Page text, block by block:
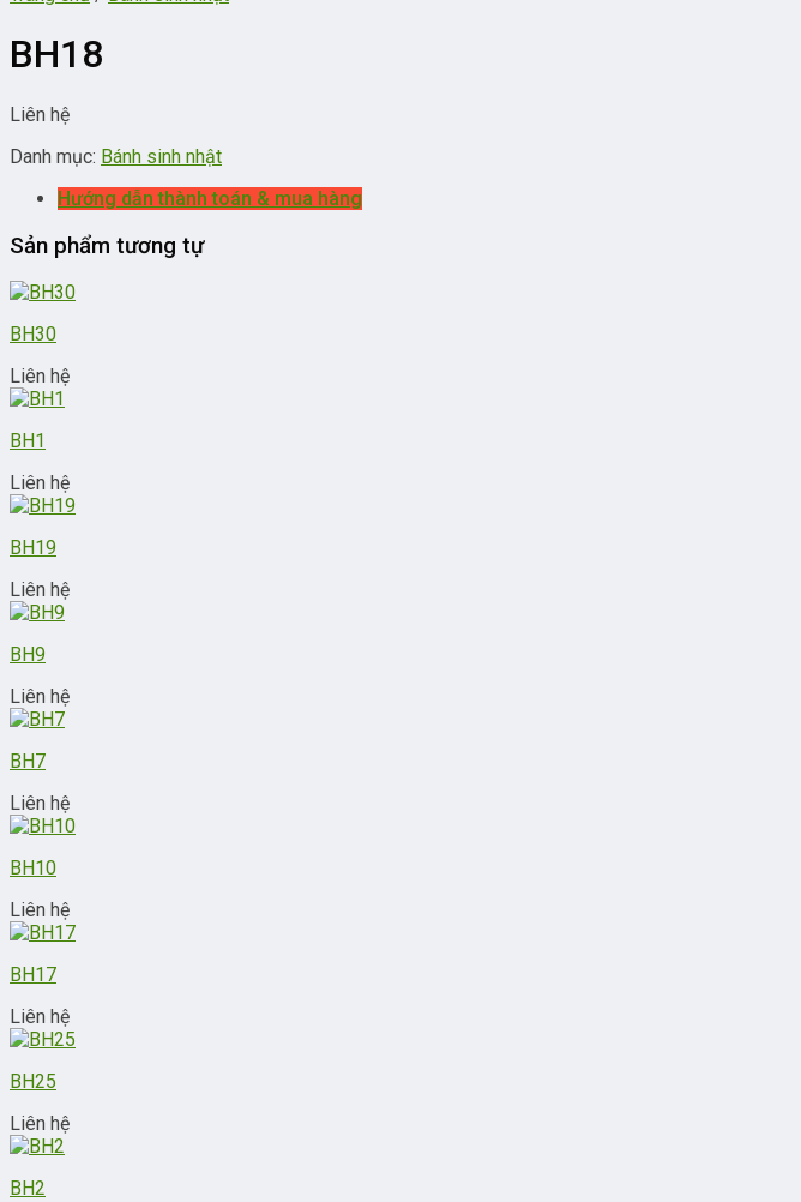
BH18
Liên hệ
Danh mục: Bánh sinh nhật
Hướng dẫn thành toán & mua hàng
Sản phẩm tương tự
BH30
Liên hệ
BH1
Liên hệ
BH19
Liên hệ
BH9
Liên hệ
BH7
Liên hệ
BH10
Liên hệ
BH17
Liên hệ
BH25
Liên hệ
BH2